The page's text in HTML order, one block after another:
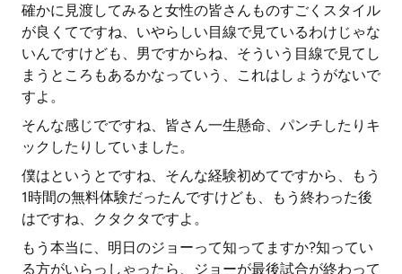
確かに見渡してみると女性の皆さんものすごくスタイル
が良くてですね、いやらしい目線で見ているわけじゃな
いんですけども、男ですからね、そういう目線で見てし
まうところもあるかなっていう、これはしょうがないで
すよ。
そんな感じでですね、皆さん一生懸命、パンチしたりキ
ックしたりしていました。
僕はというとですね、そんな経験初めてですから、もう
1時間の無料体験だったんですけども、もう終わった後
はですね、クタクタですよ。
もう本当に、明日のジョーって知ってますか?知ってい
る方がいらっしゃったら、ジョーが最後試合が終わって